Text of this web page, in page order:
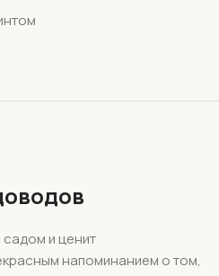
садом и ценит
напоминанием о том,